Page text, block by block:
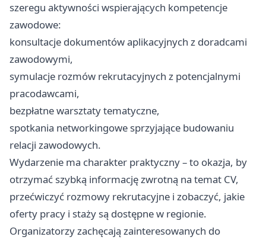
szeregu aktywności wspierających kompetencje
zawodowe:
konsultacje dokumentów aplikacyjnych z doradcami
zawodowymi,
symulacje rozmów rekrutacyjnych z potencjalnymi
pracodawcami,
bezpłatne warsztaty tematyczne,
spotkania networkingowe sprzyjające budowaniu
relacji zawodowych.
Wydarzenie ma charakter praktyczny – to okazja, by
otrzymać szybką informację zwrotną na temat CV,
przećwiczyć rozmowy rekrutacyjne i zobaczyć, jakie
oferty pracy i staży są dostępne w regionie.
Organizatorzy zachęcają zainteresowanych do